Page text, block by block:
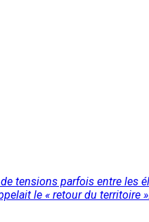
tensions parfois entre les
le « retour du territoire